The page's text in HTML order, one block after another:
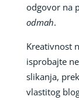
odgovor na
odmah.
Kreativnost
isprobajte
slikanja,
vlastitog